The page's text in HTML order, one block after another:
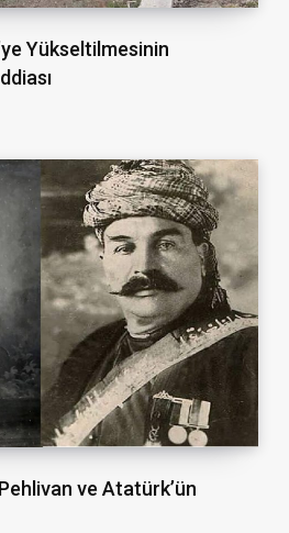
Yükseltilmesinin
ve Atatürk’ün